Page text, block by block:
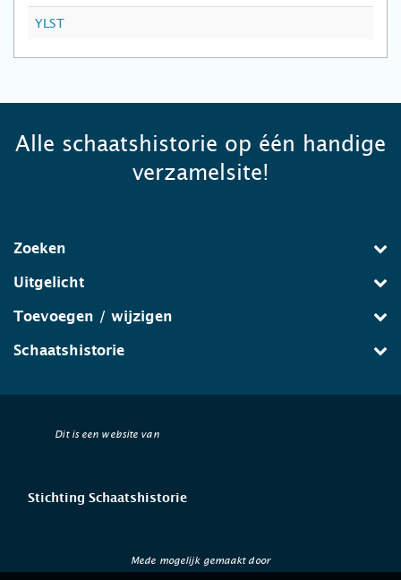
YLST
Alle schaatshistorie op één handige
verzamelsite!
Zoeken
Uitgelicht
Toevoegen / wijzigen
Schaatshistorie
Dit is een website van
Stichting Schaatshistorie
Mede mogelijk gemaakt door